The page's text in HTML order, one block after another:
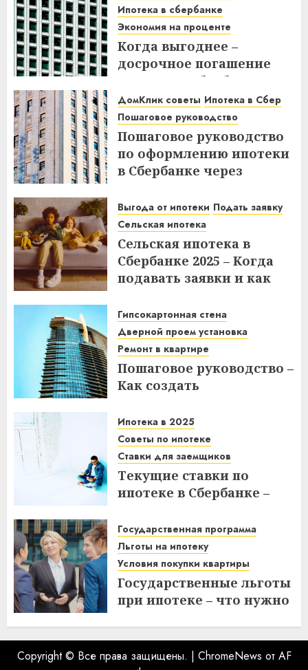
Ипотека в сбербанке
Экономия на проценте
Когда выгоднее –
досрочное погашение
ипотеки в Сбербанке до
или после дня списания?
Узнайте все нюансы!
18.12.2025
ДомКлик советы Ипотека в Сбер
Пошаговое руководство
Пошаговое руководство
по оформлению ипотеки
в Сбербанке через
советы
08.12.2025
Выгода от ипотеки Подать заявку
Сельская ипотека
Сельская ипотека в
Сбербанке 2025 – Когда
подавать заявки и как
03.12.2025
Гипсокартонная стена
Дверной проем установка
Ремонт в квартире
Пошаговое руководство –
Как создать
дверным проемом в
отремонтированной
квартире
14.11.2025
Ипотека в 2025
Советы по ипотеке
Ставки для заемщиков
Текущие ставки по
ипотеке в Сбербанке –
заемщикам в 2025 году
14.11.2025
Государственная программа
Льготы на ипотеку
Условия покупки квартиры
Государственные льготы
при ипотеке – что нужно
10.11.2025
Copyright © Все права защищены. | ChromeNews от AF